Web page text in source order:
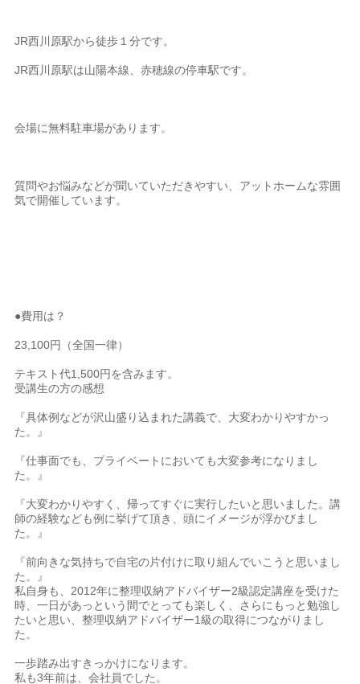
JR西川原駅から徒歩１分です。
JR西川原駅は山陽本線、赤穂線の停車駅です。
会場に無料駐車場があります。
質問やお悩みなどが聞いていただきやすい、アットホームな雰囲
気で開催しています。
●費用は？
23,100円（全国一律）
テキスト代1,500円を含みます。
受講生の方の感想
『具体例などが沢山盛り込まれた講義で、大変わかりやすかっ
た。』
『仕事面でも、プライベートにおいても大変参考になりまし
た。』
『大変わかりやすく、帰ってすぐに実行したいと思いました。講
師の経験なども例に挙げて頂き、頭にイメージが浮かびまし
た。』
『前向きな気持ちで自宅の片付けに取り組んでいこうと思いまし
た。』
私自身も、2012年に整理収納アドバイザー2級認定講座を受けた
時、一日があっという間でとっても楽しく、さらにもっと勉強し
たいと思い、整理収納アドバイザー1級の取得につながりまし
た。
一歩踏み出すきっかけになります。
私も3年前は、会社員でした。